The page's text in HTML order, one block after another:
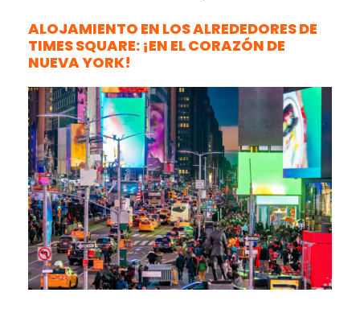
ALOJAMIENTO EN LOS ALREDEDORES DE
TIMES SQUARE: ¡EN EL CORAZÓN DE
NUEVA YORK!